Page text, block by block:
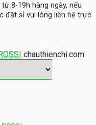
8-19h hàng ngày, nếu
đặt sỉ vui lòng liên hệ trực
chauthienchi.com